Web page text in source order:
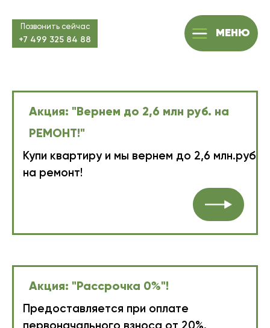
Позвонить сейчас
+7 499 325 84 88
МЕНЮ
Акция: "Вернем до 2,6 млн руб. на
РЕМОНТ!"
Купи квартиру и мы вернем до 2,6 млн.руб
на ремонт!
Акция: "Рассрочка 0%"!
Предоставляется при оплате